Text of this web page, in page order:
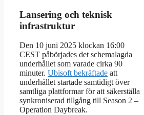
Lansering och teknisk
infrastruktur
Den 10 juni 2025 klockan 16:00
CEST påbörjades det schemalagda
underhållet som varade cirka 90
minuter. Ubisoft bekräftade att
underhållet startade samtidigt över
samtliga plattformar för att säkerställa
synkroniserad tillgång till Season 2 –
Operation Daybreak.